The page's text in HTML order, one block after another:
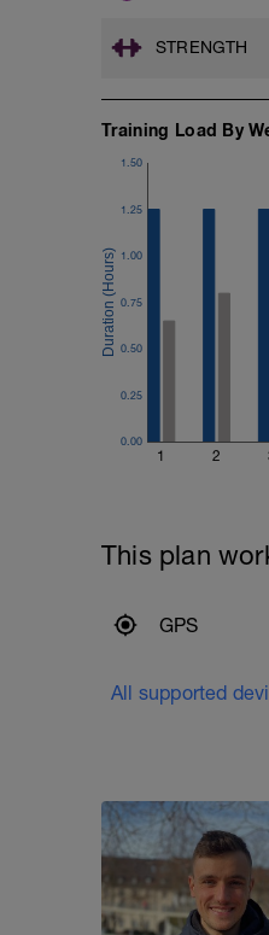
https://
STRENGTH
Training Load By
1 2
0.00
0.25
0.50
0.75
1.00
1.25
1.50
This plan
GPS
All supported